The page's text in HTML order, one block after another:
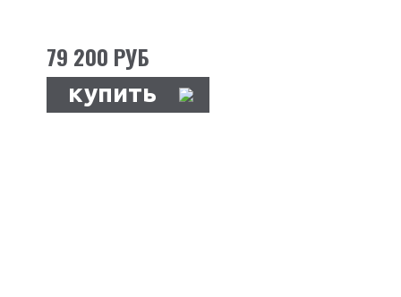
79 200 РУБ
купить